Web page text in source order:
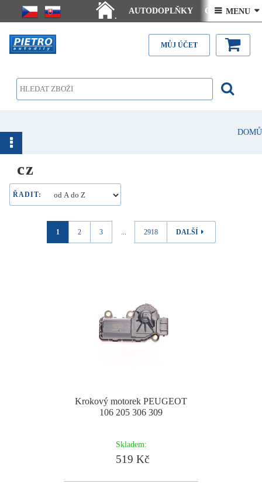
.
AUTODOPLŇKY Ceny doručení
Články - návody Kontakt
 MENU 
MŮJ ÚČET
DOMŮ
cz
ŘADIT:
1 2 3 ... 2918 DALŠÍ
Krokový motorek PEUGEOT
106 205 306 309
Skladem:
519 Kč